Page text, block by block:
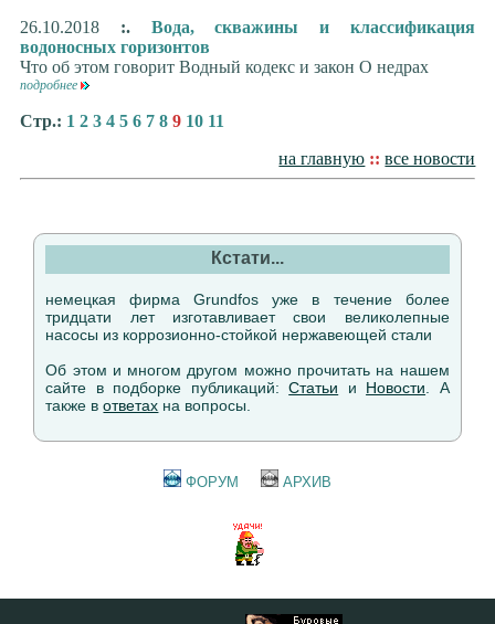
26.10.2018:. Вода, скважины и классификация
водоносных горизонтов
Что об этом говорит Водный кодекс и закон О недрах
подробнее
Стр.: 1 2 3 4 5 6 7 8 9 10 11
на главную :: все новости
Кстати...
немецкая фирма Grundfos уже в течение более
тридцати лет изготавливает свои великолепные
насосы из коррозионно-стойкой нержавеющей стали
Об этом и многом другом можно прочитать на нашем
сайте в подборке публикаций:Статьи и Новости . А
также вответах на вопросы.
ФОРУМ АРХИВ